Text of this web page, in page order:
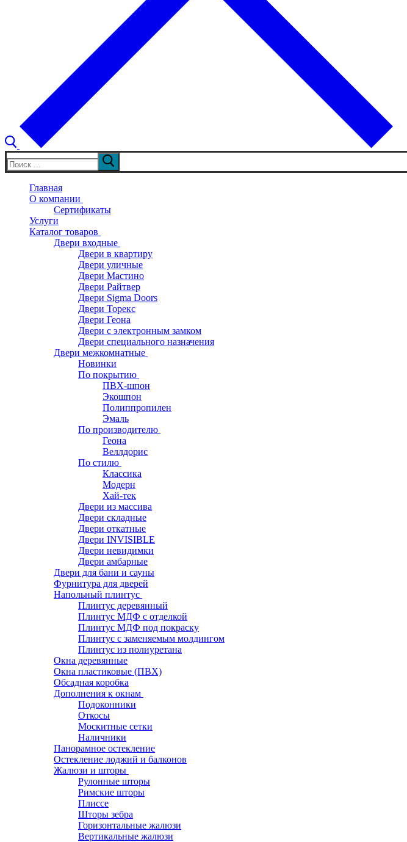
Искать:
Главная
О компании
Сертификаты
Услуги
Каталог товаров
Двери входные
Двери в квартиру
Двери уличные
Двери Мастино
Двери Райтвер
Двери Sigma Doors
Двери Торекс
Двери Геона
Двери с электронным замком
Двери специального назначения
Двери межкомнатные
Новинки
По покрытию
ПВХ-шпон
Экошпон
Полиппропилен
Эмаль
По производителю
Геона
Веллдорис
По стилю
Классика
Модерн
Хай-тек
Двери из массива
Двери складные
Двери откатные
Двери INVISIBLE
Двери невидимки
Двери амбарные
Двери для бани и сауны
Фурнитура для дверей
Напольный плинтус
Плинтус деревянный
Плинтус МДФ с отделкой
Плинтус МДФ под покраску
Плинтус с заменяемым молдингом
Плинтус из полиуретана
Окна деревянные
Окна пластиковые (ПВХ)
Обсадная коробка
Дополнения к окнам
Подоконники
Откосы
Москитные сетки
Наличники
Панорамное остекление
Остекление лоджий и балконов
Жалюзи и шторы
Рулонные шторы
Римские шторы
Плиссе
Шторы зебра
Горизонтальные жалюзи
Вертикальные жалюзи